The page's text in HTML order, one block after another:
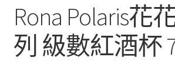
Rona Polaris花
列 級數紅酒杯